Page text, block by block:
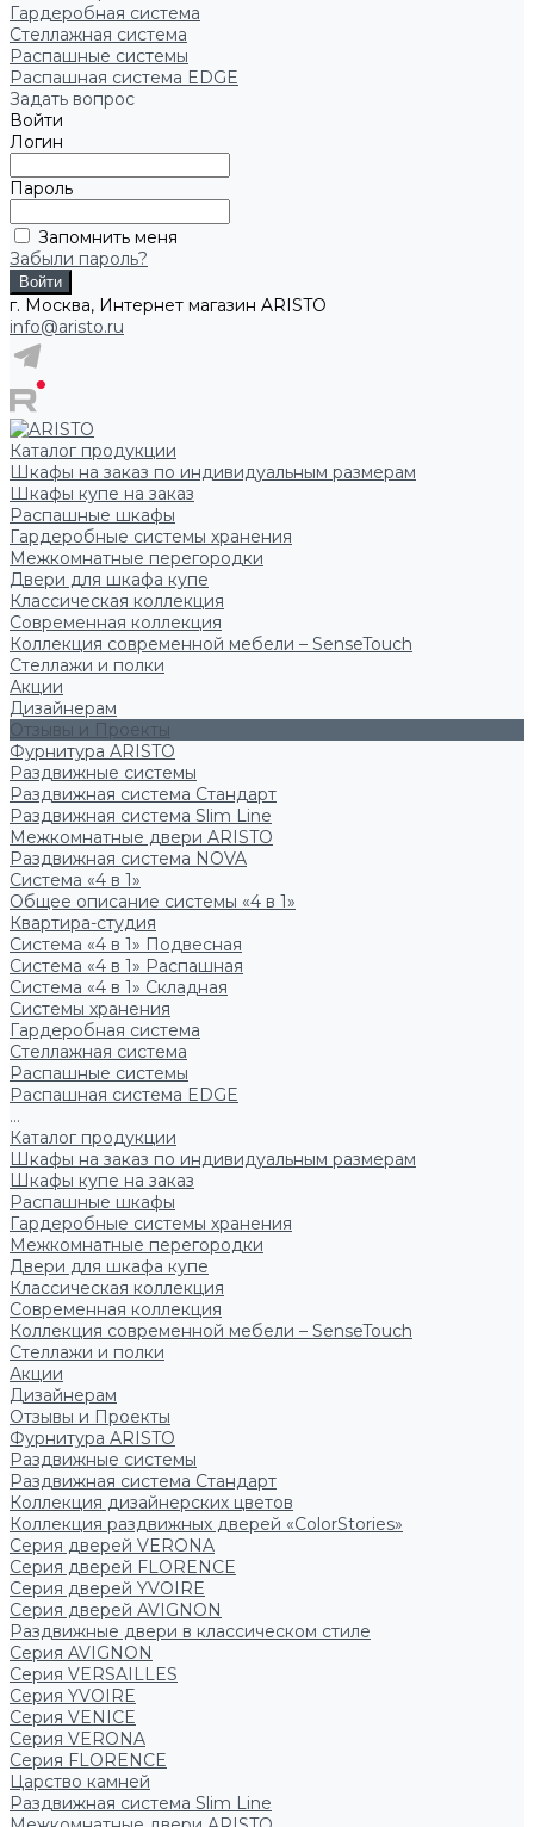
Гардеробная система
Стеллажная система
Распашные системы
Распашная система EDGE
Задать вопрос
Войти
Логин
Пароль
Запомнить меня
Забыли пароль?
г. Москва, Интернет магазин ARISTO
info@aristo.ru
Каталог продукции
Шкафы на заказ по индивидуальным размерам
Шкафы купе на заказ
Распашные шкафы
Гардеробные системы хранения
Межкомнатные перегородки
Двери для шкафа купе
Классическая коллекция
Современная коллекция
Коллекция современной мебели – SenseTouch
Стеллажи и полки
Акции
Дизайнерам
Отзывы и Проекты
Фурнитура ARISTO
Раздвижные системы
Раздвижная система Стандарт
Раздвижная система Slim Line
Межкомнатные двери ARISTO
Раздвижная система NOVA
Система «4 в 1»
Общее описание системы «4 в 1»
Квартира-студия
Система «4 в 1» Подвесная
Система «4 в 1» Распашная
Система «4 в 1» Складная
Системы хранения
Гардеробная система
Стеллажная система
Распашные системы
Распашная система EDGE
...
Каталог продукции
Шкафы на заказ по индивидуальным размерам
Шкафы купе на заказ
Распашные шкафы
Гардеробные системы хранения
Межкомнатные перегородки
Двери для шкафа купе
Классическая коллекция
Современная коллекция
Коллекция современной мебели – SenseTouch
Стеллажи и полки
Акции
Дизайнерам
Отзывы и Проекты
Фурнитура ARISTO
Раздвижные системы
Раздвижная система Стандарт
Коллекция дизайнерских цветов
Коллекция раздвижных дверей «ColorStories»
Серия дверей VERONA
Серия дверей FLORENCE
Серия дверей YVOIRE
Серия дверей AVIGNON
Раздвижные двери в классическом стиле
Серия AVIGNON
Серия VERSAILLES
Серия YVOIRE
Серия VENICE
Серия VERONA
Серия FLORENCE
Царство камней
Раздвижная система Slim Line